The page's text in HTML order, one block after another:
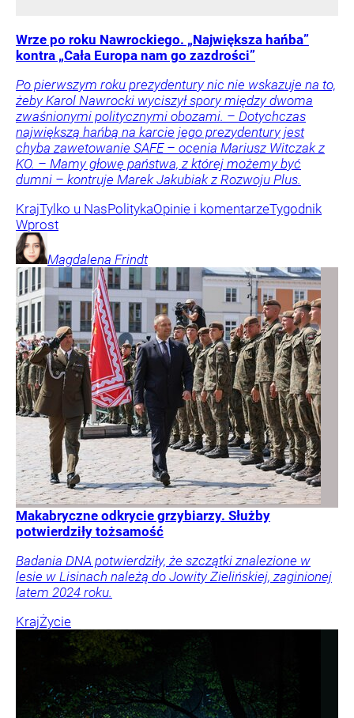
Wrze po roku Nawrockiego. „Największa hańba”
kontra „Cała Europa nam go zazdrości”
Po pierwszym roku prezydentury nic nie wskazuje na to,
żeby Karol Nawrocki wyciszył spory między dwoma
zwaśnionymi politycznymi obozami. – Dotychczas
największą hańbą na karcie jego prezydentury jest
chyba zawetowanie SAFE – ocenia Mariusz Witczak z
KO. – Mamy głowę państwa, z której możemy być
dumni – kontruje Marek Jakubiak z Rozwoju Plus.
KrajTylko u NasPolitykaOpinie i komentarzeTygodnik
Wprost
Magdalena Frindt
Makabryczne odkrycie grzybiarzy. Służby
potwierdziły tożsamość
Badania DNA potwierdziły, że szczątki znalezione w
lesie w Lisinach należą do Jowity Zielińskiej, zaginionej
latem 2024 roku.
KrajŻycie